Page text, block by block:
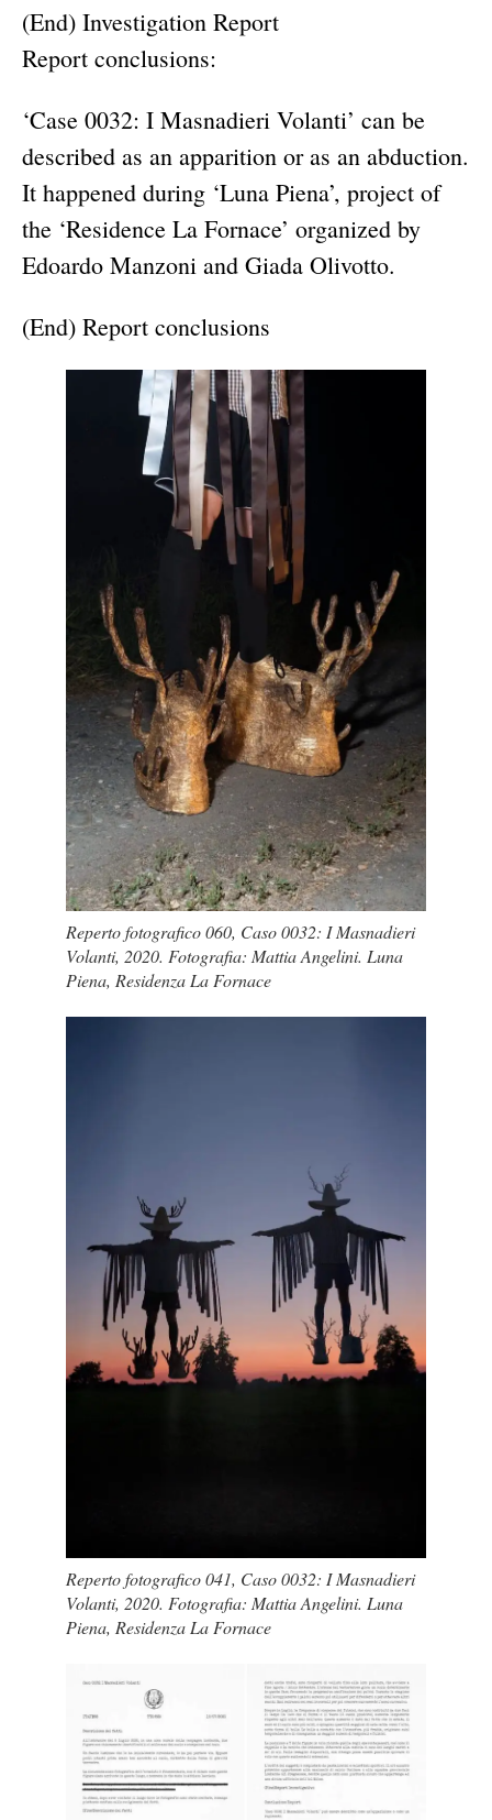
(End) Investigation Report
Report conclusions:
‘Case 0032: I Masnadieri Volanti’ can be
described as an apparition or as an abduction.
It happened during ‘Luna Piena’, project of
the ‘Residence La Fornace’ organized by
Edoardo Manzoni and Giada Olivotto.
(End) Report conclusions
Reperto fotografico 060, Caso 0032: I Masnadieri
Volanti, 2020. Fotografia: Mattia Angelini. Luna
Piena, Residenza La Fornace
Reperto fotografico 041, Caso 0032: I Masnadieri
Volanti, 2020. Fotografia: Mattia Angelini. Luna
Piena, Residenza La Fornace